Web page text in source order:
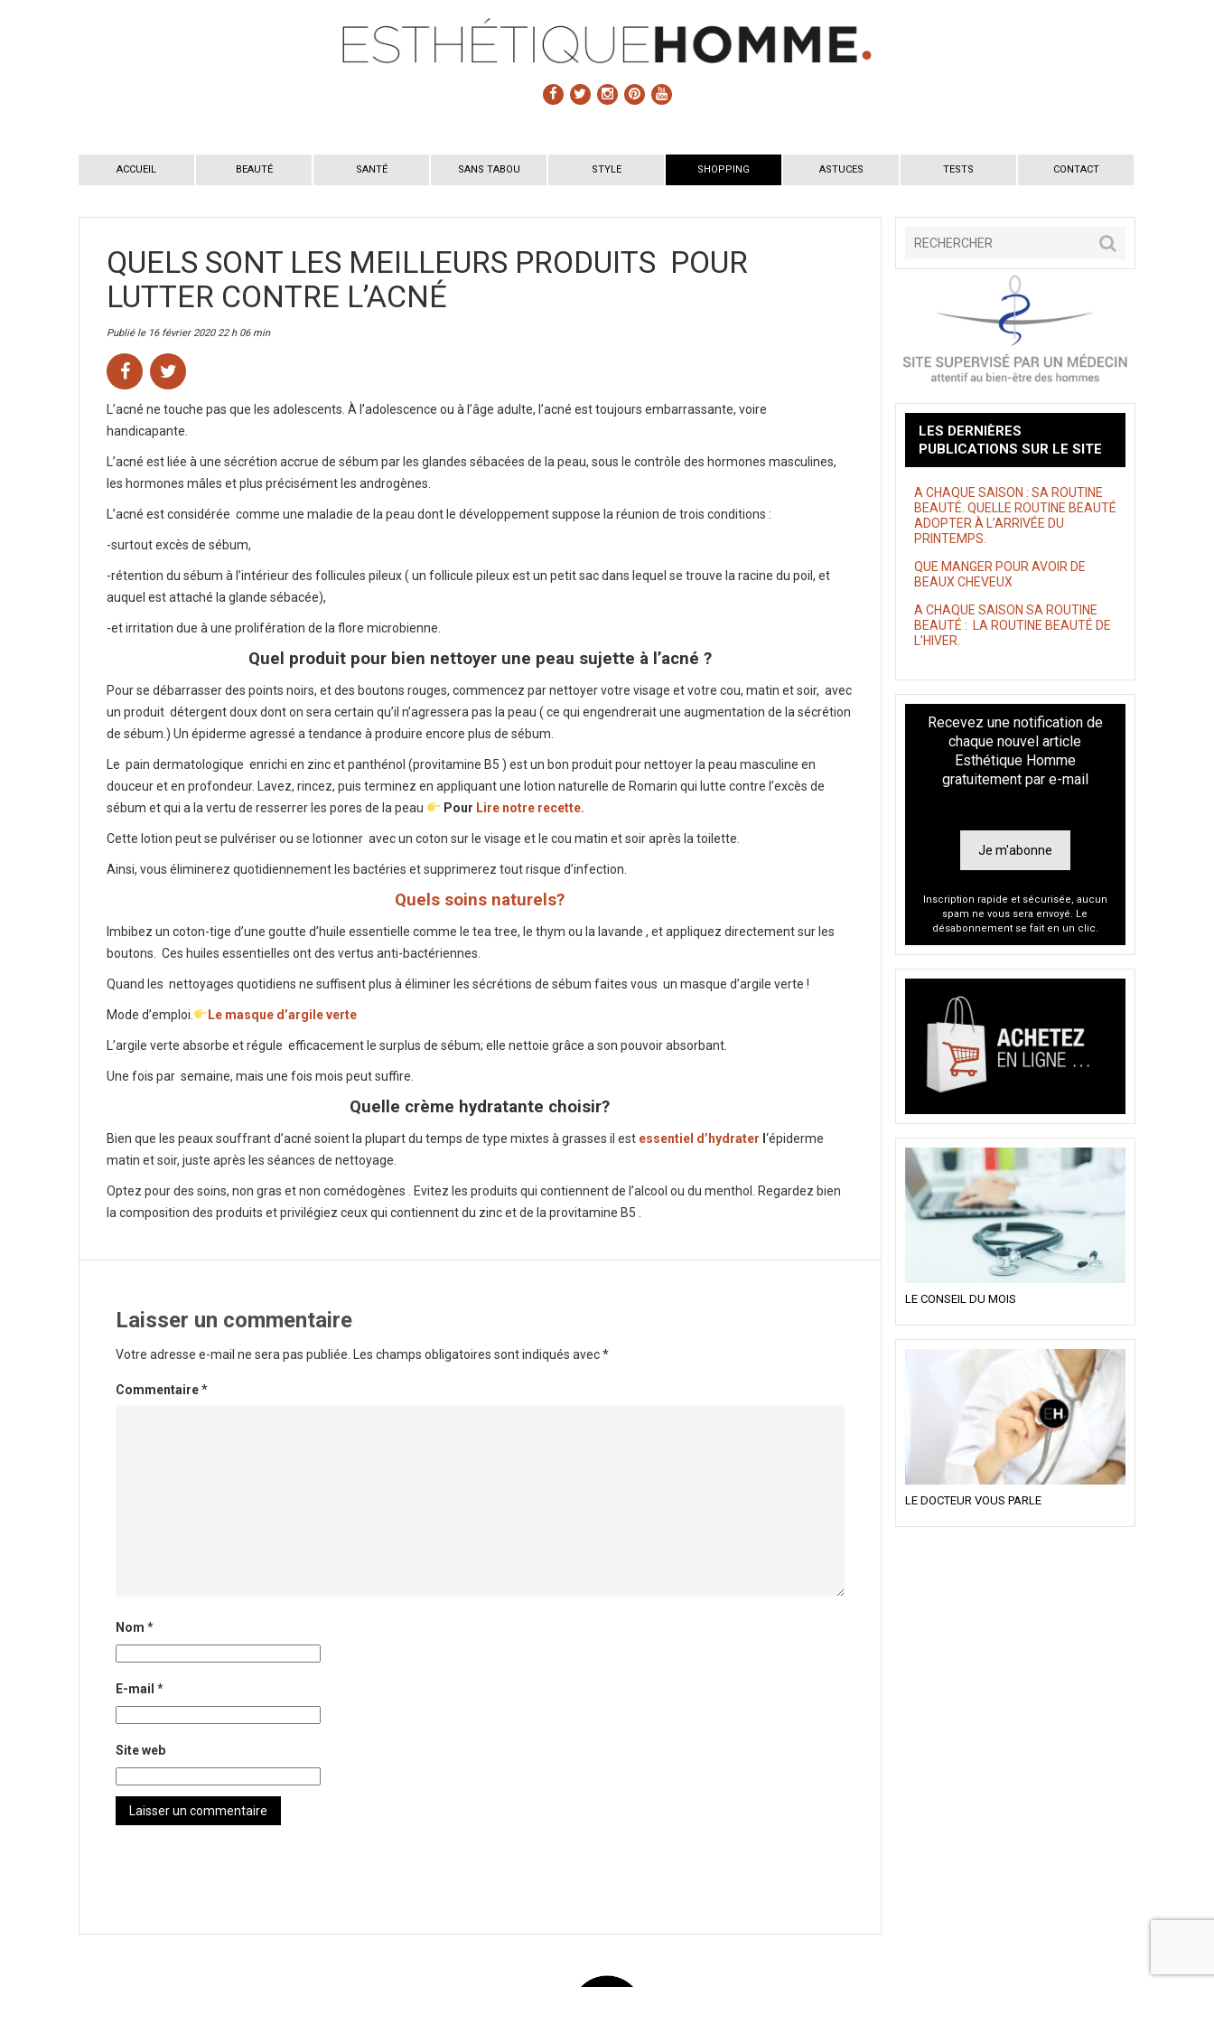
ACCUEIL BEAUTÉ SANTÉ SANS TABOU STYLE SHOPPING ASTUCES TESTS CONTACT
QUELS SONT LES MEILLEURS PRODUITS POUR
LUTTER CONTRE L’ACNÉ
Publié le 16 février 2020 22 h 06 min
L’acné ne touche pas que les adolescents. À l’adolescence ou à l’âge adulte, l’acné est toujours embarrassante, voire
handicapante.
L’acné est liée à une sécrétion accrue de sébum par les glandes sébacées de la peau, sous le contrôle des hormones masculines,
les hormones mâles et plus précisément les androgènes.
L’acné est considérée comme une maladie de la peau dont le développement suppose la réunion de trois conditions :
-surtout excès de sébum,
-rétention du sébum à l’intérieur des follicules pileux ( un follicule pileux est un petit sac dans lequel se trouve la racine du poil, et
auquel est attaché la glande sébacée),
-et irritation due à une prolifération de la flore microbienne.
Quel produit pour bien nettoyerune peau sujette à l’acné ?
Pour se débarrasser des points noirs, et des boutons rouges, commencez par nettoyer votre visage et votre cou, matin et soir, avec
un produit détergent doux dont on sera certain qu’il n’agressera pas la peau ( ce qui engendrerait une augmentation de la sécrétion
de sébum.) Un épiderme agressé a tendance à produire encore plus de sébum.
Le pain dermatologique enrichi en zinc et panthénol (provitamine B5 ) est un bon produit pour nettoyer la peau masculine en
douceur et en profondeur. Lavez, rincez, puis terminez en appliquant une lotion naturelle de Romarin qui lutte contre l’excès de
sébum et qui a la vertu de resserrer les pores de la peau
Pour Lire notre recette.
Cette lotion peut se pulvériser ou se lotionner avec un coton sur le visage et le cou matin et soir après la toilette.
Ainsi, vous éliminerez quotidiennement les bactéries et supprimerez tout risque d’infection.
Quels soins naturels?
Imbibez un coton-tige d’une goutte d’huile essentielle comme le tea tree, le thym ou la lavande , et appliquez directement sur les
boutons.
Ces huiles essentielles ont des vertus anti-bactériennes.
Quand les nettoyages quotidiens ne suffisent plus à éliminer les sécrétions de sébum faites vous un masque d’argile verte !
Mode d’emploi. Le masque d’argile verte
L’argile verte absorbe et régule efficacement le surplus de sébum; elle nettoie grâce a son pouvoir absorbant.
Une fois par semaine, mais une fois mois peut suffire.
Quelle crème hydratante choisir?
Bien que les peaux souffrant d’acné soient la plupart du temps de type mixtes à grasses il est essentiel d’hydrater ‘épiderme
matin et soir, juste après les séances de nettoyage.
Optez pour des soins, non gras et non comédogènes . Evitez les produits qui contiennent de l’alcool ou du menthol. Regardez bien
la composition des produits et privilégiez ceux qui contiennent du zinc et de la provitamine B5 .
Laisser un commentaire
Votre adresse e-mail ne sera pas publiée. Les champs obligatoires sont indiqués avec*
Commentaire*
Nom *
E-mail *
Site web
LES DERNIÈRES
PUBLICATIONS SUR LE SITE
A CHAQUE SAISON : SA ROUTINE
BEAUTÉ. QUELLE ROUTINE BEAUTÉ
ADOPTER À L’ARRIVÉE DU
PRINTEMPS.
QUE MANGER POUR AVOIR DE
BEAUX CHEVEUX
A CHAQUE SAISON SA ROUTINE
BEAUTÉ : LA ROUTINE BEAUTÉ DE
L’HIVER.
Recevez une notification de
chaque nouvel article
Esthétique Homme
gratuitement par e-mail
Je m'abonne
Inscription rapide et sécurisée, aucun
spam ne vous sera envoyé. Le
désabonnement se fait en un clic.
LE CONSEIL DU MOIS
LE DOCTEUR VOUS PARLE